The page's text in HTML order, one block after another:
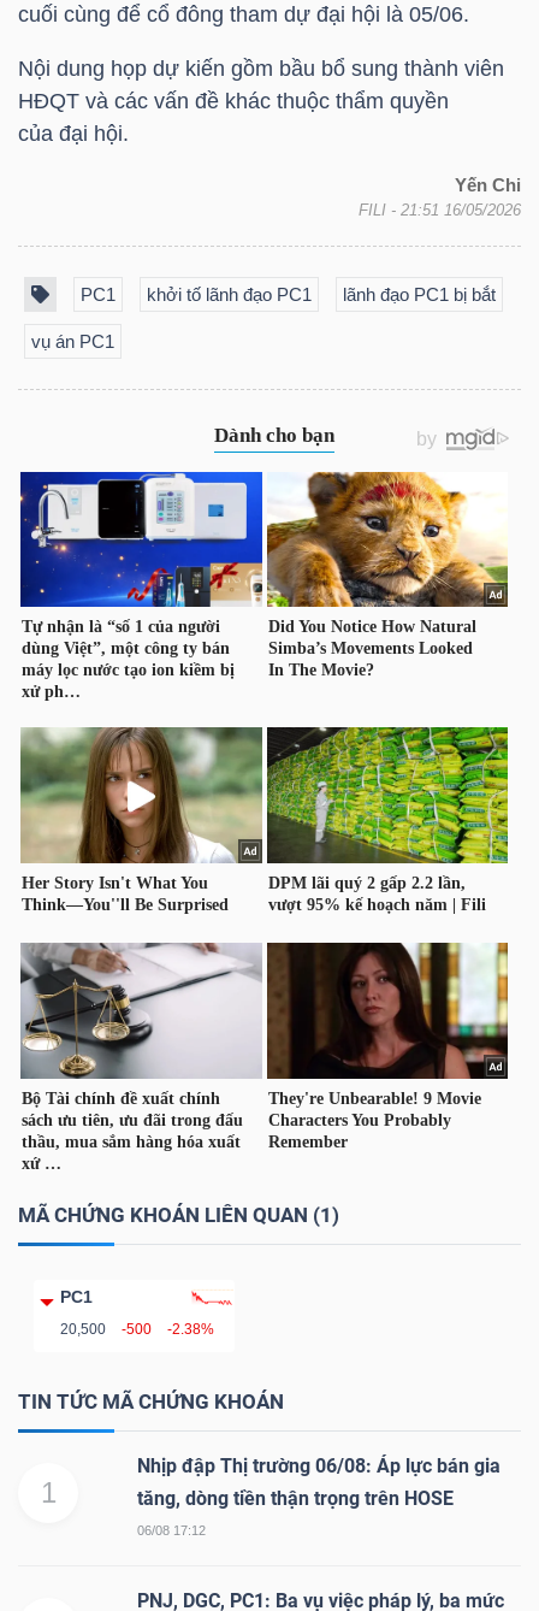
cuối cùng để cổ đông tham dự đại hội là 05/06.
Nội dung họp dự kiến gồm bầu bổ sung thành viên
HĐQT và các vấn đề khác thuộc thẩm quyền
của đại hội.
Yến Chi
FILI - 21:51 16/05/2026
PC1 khởi tố lãnh đạo PC1 lãnh đạo PC1 bị bắt
vụ án PC1
MÃ CHỨNG KHOÁN LIÊN QUAN (1)
PC1
20,500 -500 -2.38%
TIN TỨC MÃ CHỨNG KHOÁN
1
Nhịp đập Thị trường 06/08: Áp lực bán gia
tăng, dòng tiền thận trọng trên HOSE
06/08 17:12
PNJ, DGC, PC1: Ba vụ việc pháp lý, ba mức
PHIẾU
ĐẦU
TƯ
XUẤT
DỮ
LIỆU
Ngành
(-)
VS-
SECTOR
NĂNG
LƯỢNG
NGUYÊN
VẬT
CÔNG
NGHIỆP
TIÊU